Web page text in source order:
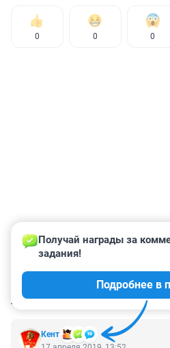
0 0 0
КОММЕНТАРИИ 6
Кент
Получай награды за
задания!
Подробнее в